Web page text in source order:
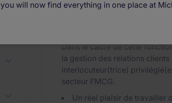
you will now find everything in one place at
Namur Permanent
Dans le cadre de cette
la gestion des relations
interlocuteur(trice)
secteur FMCG.
Un réel plaisir de travailler